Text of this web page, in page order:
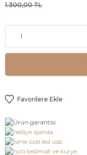
1.300,00 TL